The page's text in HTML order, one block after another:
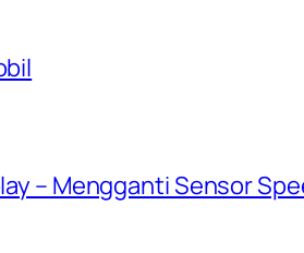
– Mengganti Sensor